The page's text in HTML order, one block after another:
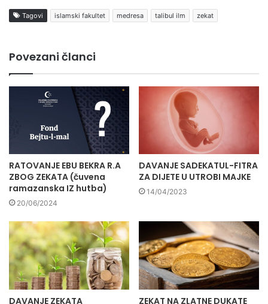
Tagovi islamski fakultet medresa talibul ilm zekat
Povezani članci
RATOVANJE EBU BEKRA R.A
ZBOG ZEKATA (čuvena
ramazanska IZ hutba)
20/06/2024
DAVANJE SADEKATUL-FITRA
ZA DIJETE U UTROBI MAJKE
14/04/2023
DAVANJE ZEKATA
ZEKAT NA ZLATNE DUKATE